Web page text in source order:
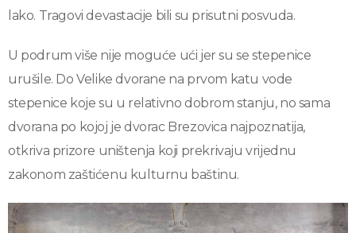
lako. Tragovi devastacije bili su prisutni posvuda.
U podrum više nije moguće ući jer su se stepenice
urušile. Do Velike dvorane na prvom katu vode
stepenice koje su u relativno dobrom stanju, no sama
dvorana po kojoj je dvorac Brezovica najpoznatija,
otkriva prizore uništenja koji prekrivaju vrijednu
zakonom zaštićenu kulturnu baštinu.